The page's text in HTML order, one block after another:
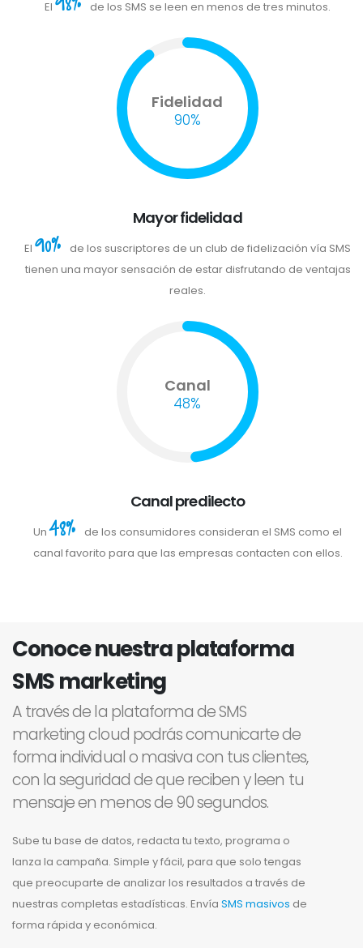
El de los SMS se leen en menos de tres minutos.
Fidelidad
90%
Mayor fidelidad
El 90%
de los suscriptores de un club de fidelización vía SMS
tienen una mayor sensación de estar disfrutando de ventajas
reales.
Canal
48%
Canal predilecto
Un48%
de los consumidores consideran el SMS como el
canal favorito para que las empresas contacten con ellos.
Conoce nuestra plataforma
SMS marketing
A través de la plataforma de SMS
marketing cloud podrás comunicarte de
forma individual o masiva con tus clientes,
con la seguridad de que reciben y leen tu
mensaje en menos de 90 segundos.
Sube tu base de datos, redacta tu texto, programa o
lanza la campaña. Simple y fácil, para que solo tengas
que preocuparte de analizar los resultados a través de
nuestras completas estadísticas. Envía SMS masivos de
forma rápida y económica.